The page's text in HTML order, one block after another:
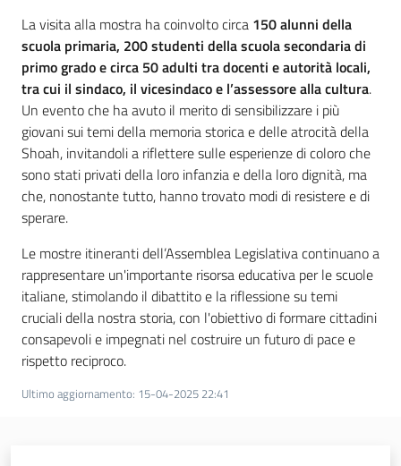
La visita alla mostra ha coinvolto circa 150 alunni della
scuola primaria, 200 studenti della scuola secondaria di
primo grado e circa 50 adulti tra docenti e autorità locali,
tra cui il sindaco, il vicesindaco e l’assessore alla cultura.
Un evento che ha avuto il merito di sensibilizzare i più
giovani sui temi della memoria storica e delle atrocità della
Shoah, invitandoli a riflettere sulle esperienze di coloro che
sono stati privati della loro infanzia e della loro dignità, ma
che, nonostante tutto, hanno trovato modi di resistere e di
sperare.
Le mostre itineranti dell’Assemblea Legislativa continuano a
rappresentare un'importante risorsa educativa per le scuole
italiane, stimolando il dibattito e la riflessione su temi
cruciali della nostra storia, con l'obiettivo di formare cittadini
consapevoli e impegnati nel costruire un futuro di pace e
rispetto reciproco.
Ultimo aggiornamento: 15-04-2025 22:41